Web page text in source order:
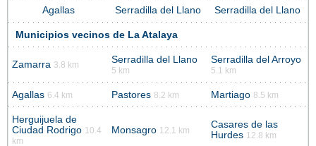
Agallas Serradilla del Llano Serradilla del Llano
Municipios vecinos de La Atalaya
Zamarra 3.8 km Serradilla del Llano
5 km
Serradilla del Arroyo
5.1 km
Agallas 6.4 km Pastores 8.2 km Martiago 8.5 km
Herguijuela de
Ciudad Rodrigo 10.4
km
Monsagro 12.1 km
Casares de las
Hurdes 12.8 km